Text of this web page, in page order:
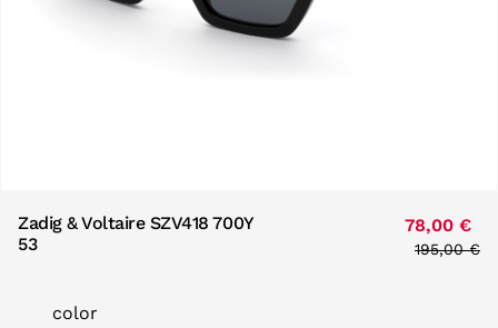
Zadig & Voltaire SZV418 700Y
53
78,00 €
Price
195,00 €
color